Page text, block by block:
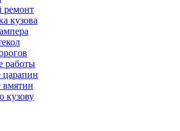
ремонт
кузова
работы
царапин
вмятин
кузову